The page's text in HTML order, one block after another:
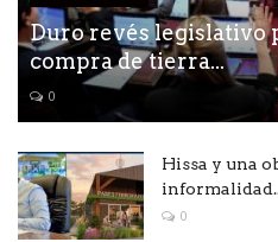
Duro revés legislativo
compra de tierra...
0
Hissa y una
0